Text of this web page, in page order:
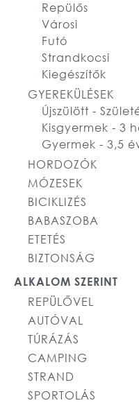
Repülős
Városi
Futó
Strandkocsi
Kiegészítők
GYEREKÜLÉSEK
Újszülött -
Kisgyermek - 3
Gyermek - 3,5
HORDOZÓK
MÓZESEK
BICIKLIZÉS
BABASZOBA
ETETÉS
BIZTONSÁG
ALKALOM SZERINT
REPÜLŐVEL
AUTÓVAL
TÚRÁZÁS
CAMPING
STRAND
SPORTOLÁS